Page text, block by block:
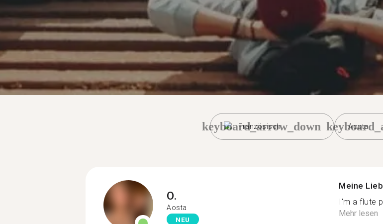
Französisch
keyboard_arrow_down Aosta
O.
Aosta
NEU
Meine
I'm a flute
Mehr lesen